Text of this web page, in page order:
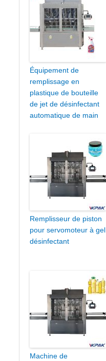
Équipement de
remplissage en
plastique de bouteille
de jet de désinfectant
automatique de main
Remplisseur de piston
pour servomoteur à gel
désinfectant
Machine de